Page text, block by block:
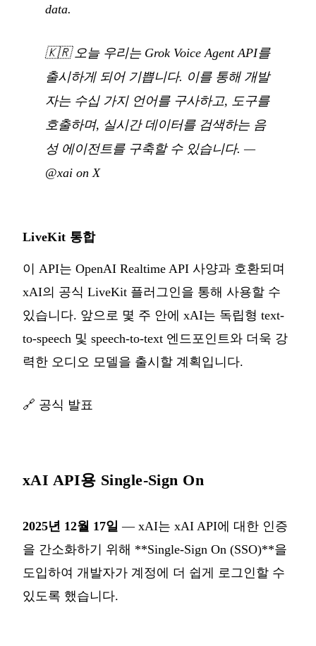
data.
🇰🇷 오늘 우리는 Grok Voice Agent API를
출시하게 되어 기쁩니다. 이를 통해 개발
자는 수십 가지 언어를 구사하고, 도구를
호출하며, 실시간 데이터를 검색하는 음
성 에이전트를 구축할 수 있습니다. —
@xai on X
LiveKit 통합
이 API는 OpenAI Realtime API 사양과 호환되며
xAI의 공식 LiveKit 플러그인을 통해 사용할 수
있습니다. 앞으로 몇 주 안에 xAI는 독립형 text-
to-speech 및 speech-to-text 엔드포인트와 더욱 강
력한 오디오 모델을 출시할 계획입니다.
🔗 공식 발표
xAI API용 Single-Sign On
2025년 12월 17일 — xAI는 xAI API에 대한 인증
을 간소화하기 위해 **Single-Sign On (SSO)**을
도입하여 개발자가 계정에 더 쉽게 로그인할 수
있도록 했습니다.